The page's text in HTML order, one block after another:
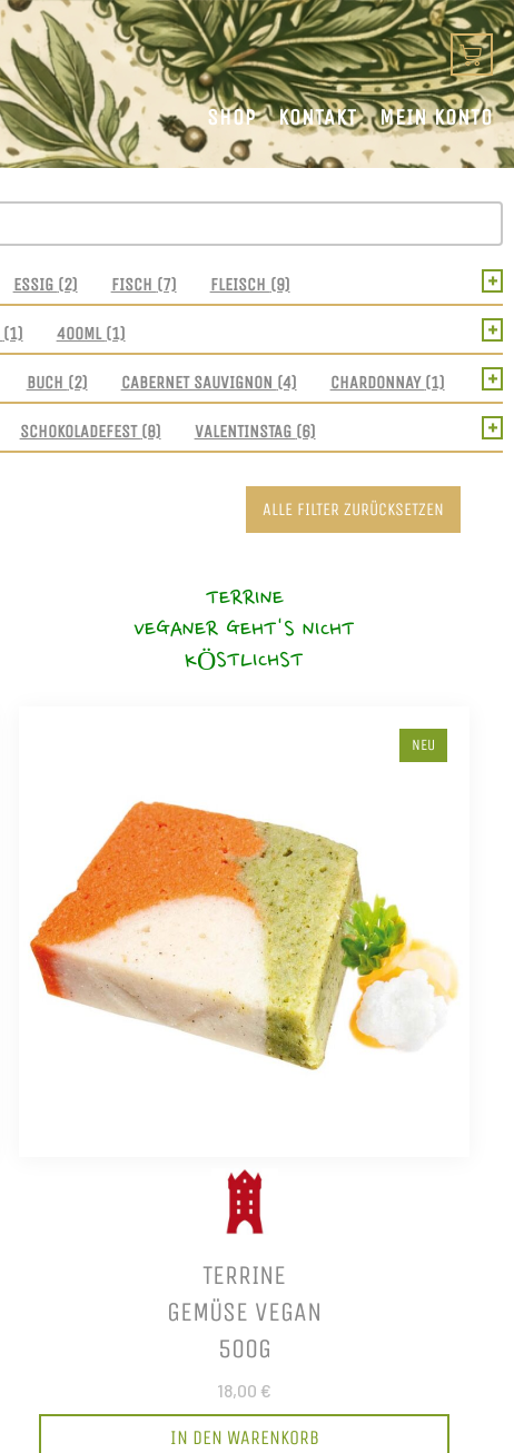
SHOP KONTAKT MEIN KONTO
ESSIG (2) FISCH (7) FLEISCH (9)
+
(1) 400ML (1)
+
BUCH (2) CABERNET SAUVIGNON (4) CHARDONNAY (1)
+
SCHOKOLADEFEST (8) VALENTINSTAG (6) +
ALLE FILTER ZURÜCKSETZEN
TERRINE
VEGANER GEHT'S NICHT
KÖSTLICHST
NEU
TERRINE
GEMÜSE VEGAN
500G
18,00 €
IN DEN WARENKORB